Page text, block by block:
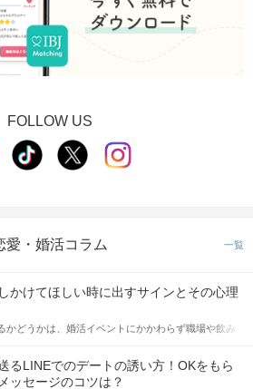
ード
ップロード
します。
気にならない♪
から忘れる心配もなし♪
FOLLOW US
愛・婚活コラム 一覧
かけてほしい時に出すサインとその心理
かどうかは、婚活イベントにかかわらず職場や飲み
できるかにも左右されます。 これから恋人作りを本
うとしている方は、女性が異性を求めて出すサイン
るLINEでのデートの誘い方！OKをもら
ッセージのコツは？